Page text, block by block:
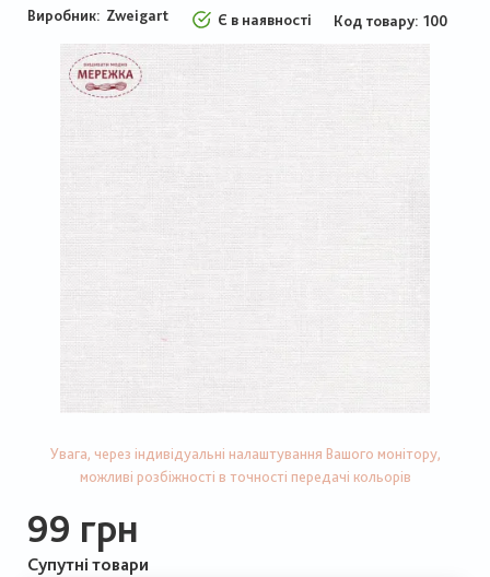
Виробник: Zweigart Є в наявності Код товару 100
Увага, через індивідуальні налаштування Вашого монітору,
можливі розбіжності в точності передачі кольорів
99 грн
Супутні товари